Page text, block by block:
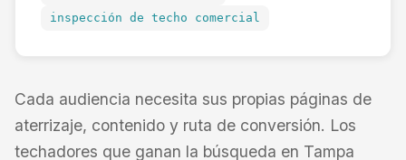
inspección de techo comercial
Cada audiencia necesita sus propias páginas de
aterrizaje, contenido y ruta de conversión. Los
techadores que ganan la búsqueda en Tampa